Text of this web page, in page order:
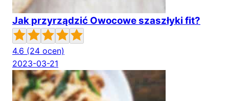
Jak przyrządzić Owocowe szaszłyki fit?
4.6 (24 ocen)
2023-03-21